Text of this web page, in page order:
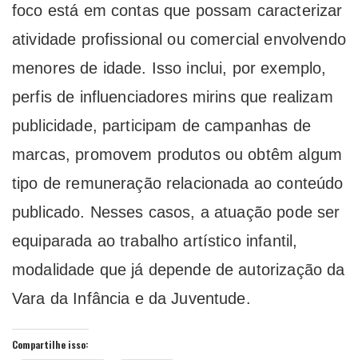
foco está em contas que possam caracterizar
atividade profissional ou comercial envolvendo
menores de idade. Isso inclui, por exemplo,
perfis de influenciadores mirins que realizam
publicidade, participam de campanhas de
marcas, promovem produtos ou obtêm algum
tipo de remuneração relacionada ao conteúdo
publicado. Nesses casos, a atuação pode ser
equiparada ao trabalho artístico infantil,
modalidade que já depende de autorização da
Vara da Infância e da Juventude.
Compartilhe isso: